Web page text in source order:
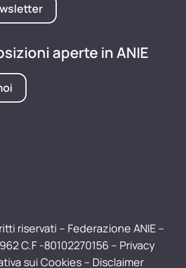
aperte in ANIE
riservati – Federazione ANIE –
C.F -80102270156 – Privacy
sui Cookies – Disclaimer